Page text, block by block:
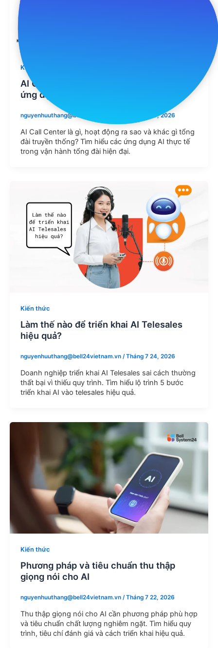
Kiến thức
AI Call Center là gì? Cách hoạt động và
ứng dụng thực tế
nguyenhuuthang@bell24vietnam.vn Tháng 7 28, 2026
AI Call Center là gì, hoạt động ra sao và khác gì tổng
đài truyền thống? Tìm hiểu các ứng dụng AI thực tế
trong vận hành tổng đài hiện đại.
Kiến thức
Làm thế nào để triển khai AI Telesales
hiệu quả?
nguyenhuuthang@bell24vietnam.vn /Tháng 7 24, 2026
Doanh nghiệp triển khai AI Telesales sai cách thường
thất bại vì thiếu quy trình. Tìm hiểu lộ trình 5 bước
triển khai AI vào telesales hiệu quả.
Kiến thức
Phương pháp và tiêu chuẩn thu thập
giọng nói cho AI
nguyenhuuthang@bell24vietnam.vn /Tháng 7 22, 2026
Thu thập giọng nói cho AI cần phương pháp phù hợp
và tiêu chuẩn chất lượng nghiêm ngặt. Tìm hiểu quy
trình, tiêu chí đánh giá và cách triển khai hiệu quả.